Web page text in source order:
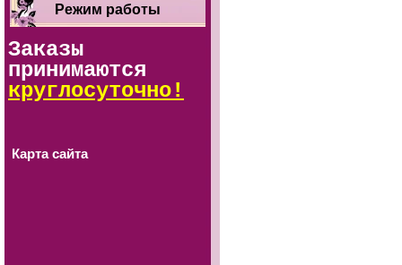
Режим работы
Заказы
принимаются
круглосуточно!
Карта сайта